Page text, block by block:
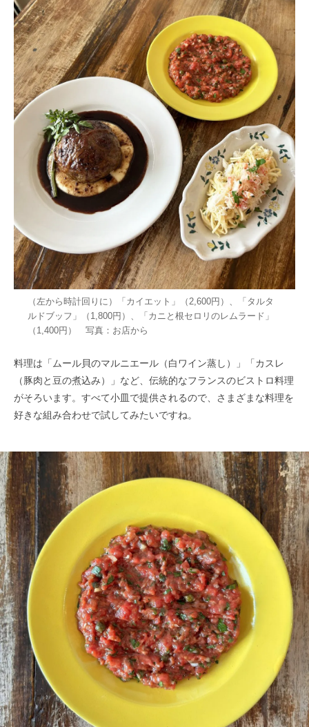
（左から時計回りに）「カイエット」（2,600円）、「タルタ
ルドブッフ」（1,800円）、「カニと根セロリのレムラード」
（1,400円） 写真：お店から
料理は「ムール貝のマルニエール（白ワイン蒸し）」「カスレ
（豚肉と豆の煮込み）」など、伝統的なフランスのビストロ料理
がそろいます。すべて小皿で提供されるので、さまざまな料理を
好きな組み合わせで試してみたいですね。